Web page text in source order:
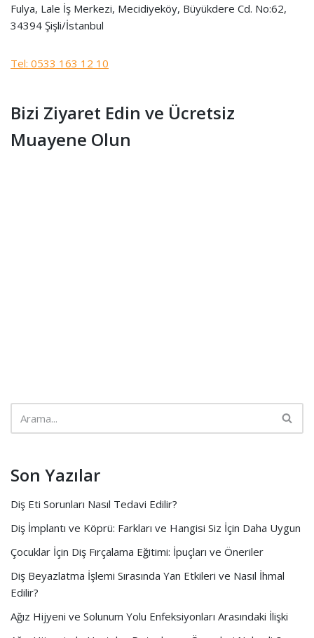
Fulya, Lale İş Merkezi, Mecidiyeköy, Büyükdere Cd. No:62,
34394 Şişli/İstanbul
Tel: 0533 163 12 10
Bizi Ziyaret Edin ve Ücretsiz
Muayene Olun
Son Yazılar
Diş Eti Sorunları Nasıl Tedavi Edilir?
Diş İmplantı ve Köprü: Farkları ve Hangisi Siz İçin Daha Uygun
Çocuklar İçin Diş Fırçalama Eğitimi: İpuçları ve Öneriler
Diş Beyazlatma İşlemi Sırasında Yan Etkileri ve Nasıl İhmal
Edilir?
Ağız Hijyeni ve Solunum Yolu Enfeksiyonları Arasındaki İlişki